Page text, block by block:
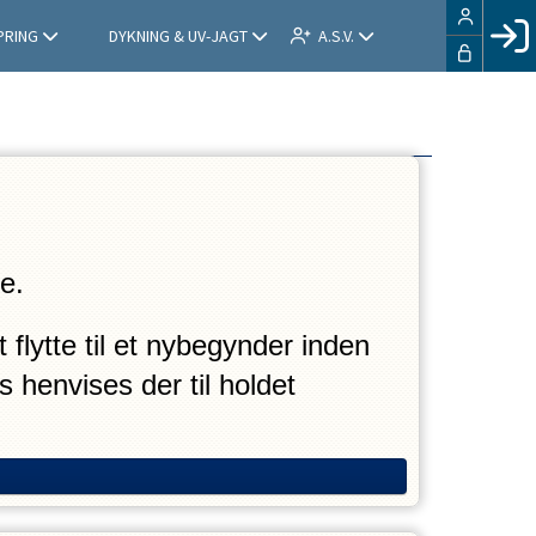
DYKNING & UV-JAGT A.S.V.
flytte til et nybegynder inden
henvises der til holdet
samt en let overgang til et
børnene får både en god